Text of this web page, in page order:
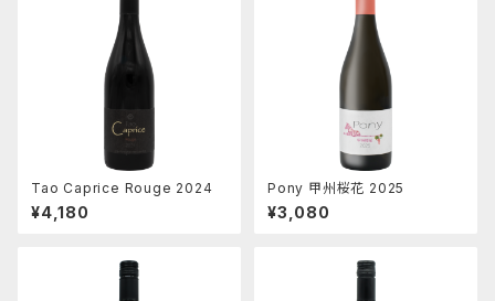
Tao Caprice Rouge 2024
¥4,180
Pony 甲州桜花 2025
¥3,080